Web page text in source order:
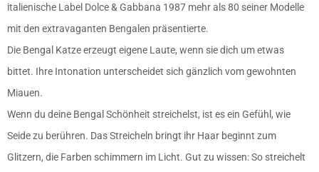
italienische Label Dolce & Gabbana 1987 mehr als 80 seiner Modelle
mit den extravaganten Bengalen präsentierte.
Die Bengal Katze erzeugt eigene Laute, wenn sie dich um etwas
bittet. Ihre Intonation unterscheidet sich gänzlich vom gewohnten
Miauen.
Wenn du deine Bengal Schönheit streichelst, ist es ein Gefühl, wie
Seide zu berühren. Das Streicheln bringt ihr Haar beginnt zum
Glitzern, die Farben schimmern im Licht. Gut zu wissen:So streichelt